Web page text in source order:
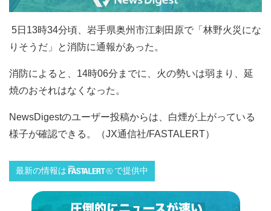
5日13時34分頃、岩手県奥州市江刺田原で「林野火災にな
りそうだ」と消防に通報があった。
消防によると、14時06分までに、火の勢いは弱まり、延
焼のおそれはなくなった。
NewsDigestのユーザー投稿からは、白煙が上がっている
様子が確認できる。（JX通信社/FASTALERT）
最新の情報は で提供中